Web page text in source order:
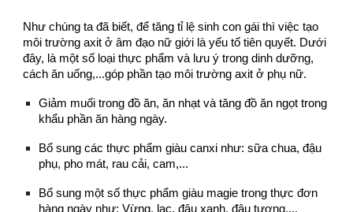
Như chúng ta đã biết, để tăng tỉ lệ sinh con gái thì việc tạo
môi trường axit ở âm đạo nữ giới là yếu tố tiên quyết. Dưới
đây, là một số loại thực phẩm và lưu ý trong dinh dưỡng,
cách ăn uống,...góp phần tạo môi trường axit ở phụ nữ.
Giảm muối trong đồ ăn, ăn nhạt và tăng đồ ăn ngọt trong
khẩu phần ăn hàng ngày.
Bổ sung các thực phẩm giàu canxi như: sữa chua, đậu
phụ, pho mát, rau cải, cam,...
Bổ sung một số thực phẩm giàu magie trong thực đơn
hàng ngày như: Vừng, lạc, đậu xanh, đậu tương,...